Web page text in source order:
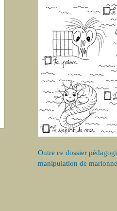
Outre ce dossier
manipulation de